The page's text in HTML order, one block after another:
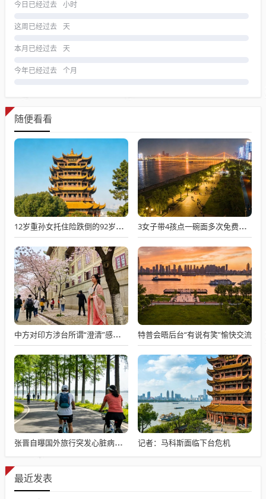
今日已经过去 小时
这周已经过去 天
本月已经过去 天
今年已经过去 个月
随便看看
12岁重孙女托住险跌倒的92岁太爷爷 3女子带4孩点一碗面多次免费续面
中方对印方涉台所谓“澄清”感到意外 特普会晤后台“有说有笑”愉快交流
张晋自曝国外旅行突发心脏病险丧命 记者：马科斯面临下台危机
最近发表